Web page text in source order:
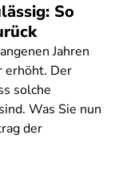
So
Jahren
erhöht. Der
solche
Was Sie nun
der